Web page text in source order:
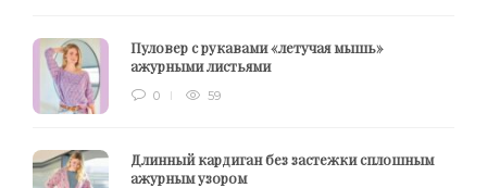
Пуловер с рукавами «летучая мышь»
ажурными листьями
0 59
Длинный кардиган без застежки сплошным
ажурным узором